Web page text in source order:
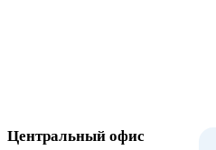
Центральный офис